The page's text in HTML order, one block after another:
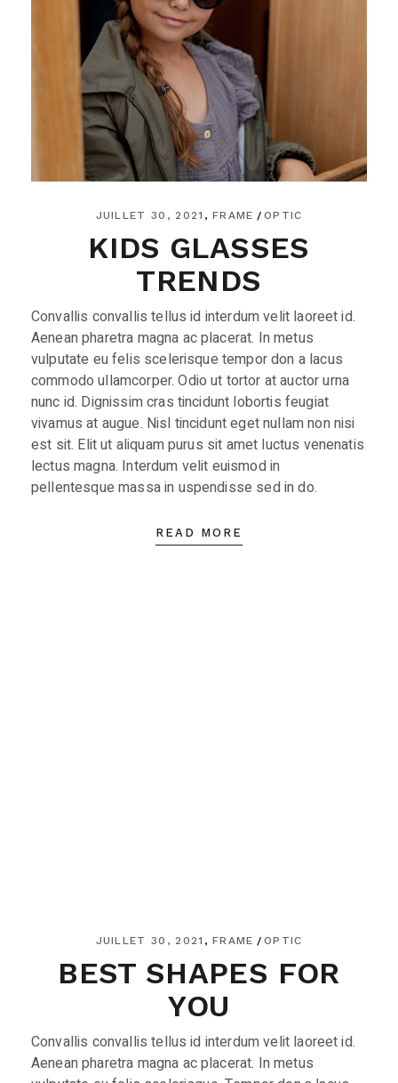
JUILLET 30, 2021 FRAME OPTIC
KIDS GLASSES
TRENDS
Convallis convallis tellus id interdum velit laoreet id.
Aenean pharetra magna ac placerat. In metus
vulputate eu felis scelerisque tempor don a lacus
commodo ullamcorper. Odio ut tortor at auctor urna
nunc id. Dignissim cras tincidunt lobortis feugiat
vivamus at augue. Nisl tincidunt eget nullam non nisi
est sit. Elit ut aliquam purus sit amet luctus venenatis
lectus magna. Interdum velit euismod in
pellentesque massa in uspendisse sed in do.
READ MORE
JUILLET 30, 2021 FRAME OPTIC
BEST SHAPES FOR
YOU
Convallis convallis tellus id interdum velit laoreet id.
Aenean pharetra magna ac placerat. In metus